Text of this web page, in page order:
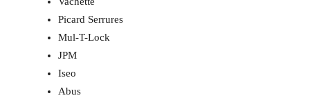
Picard Serrures
Mul-T-Lock
JPM
Iseo
Abus